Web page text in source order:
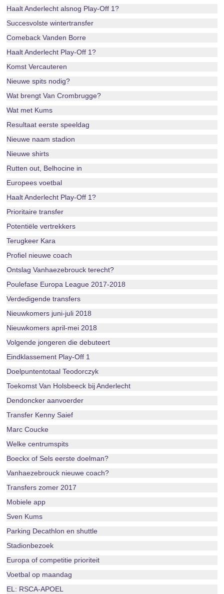
Haalt Anderlecht alsnog Play-Off 1?
Succesvolste wintertransfer
Comeback Vanden Borre
Haalt Anderlecht Play-Off 1?
Komst Vercauteren
Nieuwe spits nodig?
Wat brengt Van Crombrugge?
Wat met Kums
Resultaat eerste speeldag
Nieuwe naam stadion
Nieuwe shirts
Rutten out, Belhocine in
Europees voetbal
Haalt Anderlecht Play-Off 1?
Prioritaire transfer
Potentiële vertrekkers
Terugkeer Kara
Profiel nieuwe coach
Ontslag Vanhaezebrouck terecht?
Poulefase Europa League 2017-2018
Verdedigende transfers
Nieuwkomers juni-juli 2018
Nieuwkomers april-mei 2018
Volgende jongeren die debuteert
Eindklassement Play-Off 1
Doelpuntentotaal Teodorczyk
Toekomst Van Holsbeeck bij Anderlecht
Dendoncker aanvoerder
Transfer Kenny Saief
Marc Coucke
Welke centrumspits
Boeckx of Sels eerste doelman?
Vanhaezebrouck nieuwe coach?
Transfers zomer 2017
Mobiele app
Sven Kums
Parking Decathlon en shuttle
Stadionbezoek
Europa of competitie prioriteit
Voetbal op maandag
EL: RSCA-APOEL